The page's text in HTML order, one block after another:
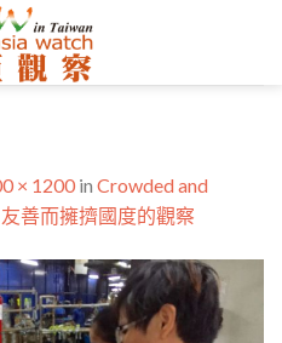
× 1200 in Crowded and
善而擁擠國度的觀察